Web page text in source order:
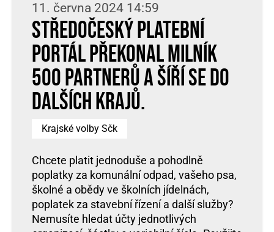
11. června 2024 14:59
Středočeský platební
portál překonal milník
500 partnerů a šíří se do
dalších krajů.
Krajské volby Sčk
Chcete platit jednoduše a pohodlně
poplatky za komunální odpad, vašeho psa,
školné a obědy ve školních jídelnách,
poplatek za stavební řízení a další služby?
Nemusíte hledat účty jednotlivých